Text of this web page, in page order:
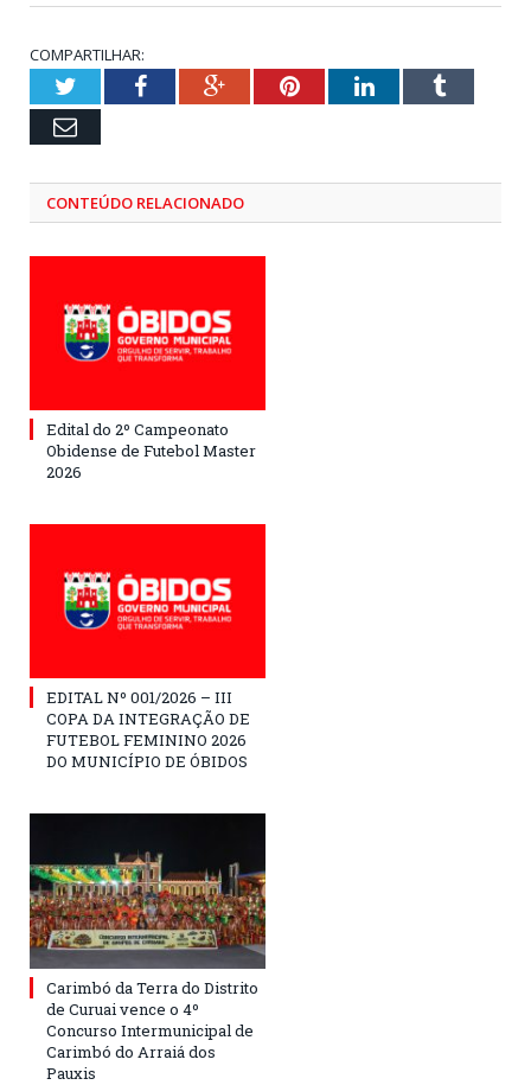
COMPARTILHAR:
TwitterFacebookGoogle+PinterestLinkedInTumblr
Email
CONTEÚDO RELACIONADO
Edital do 2º Campeonato
Obidense de Futebol Master
2026
EDITAL Nº 001/2026 – III
COPA DA INTEGRAÇÃO DE
FUTEBOL FEMININO 2026
DO MUNICÍPIO DE ÓBIDOS
Carimbó da Terra do Distrito
de Curuai vence o 4º
Concurso Intermunicipal de
Carimbó do Arraiá dos
Pauxis